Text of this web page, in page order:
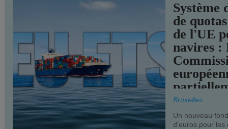
Système
de
de l'UE
navires :
Bruxelles
Un nouveau
d'euros pour les